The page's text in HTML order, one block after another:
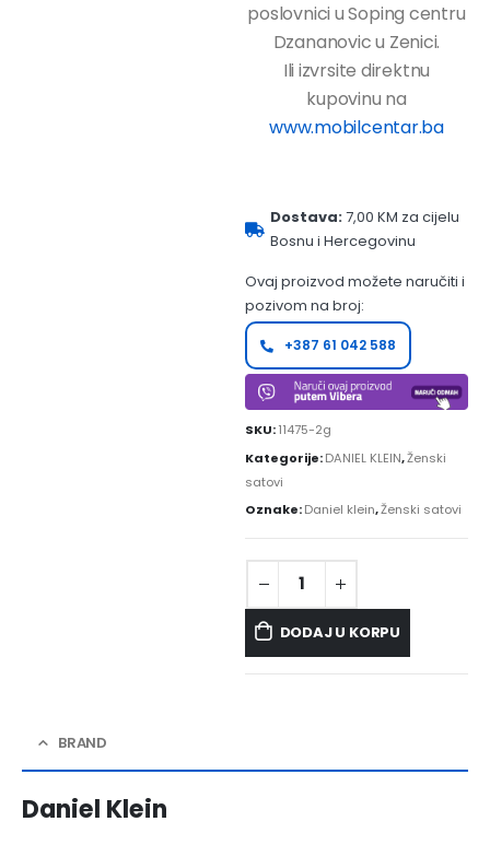
poslovnici u Soping centru
Dzananovic u Zenici.
Ili izvrsite direktnu
kupovinu na
www.mobilcentar.ba
Dostava:7,00 KM za cijelu
Bosnu i Hercegovinu
Ovaj proizvod možete naručiti i
pozivom na broj:
+387 61 042 588
SKU:11475-2g
Kategorije:DANIEL KLEIN,Ženski
satovi
Oznake:Daniel klein,Ženski satovi
DODAJ U KORPU
BRAND
Daniel Klein